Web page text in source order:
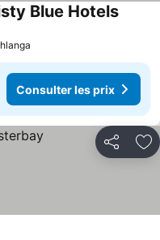
Blue Hotels
Consulter les prix
Partager